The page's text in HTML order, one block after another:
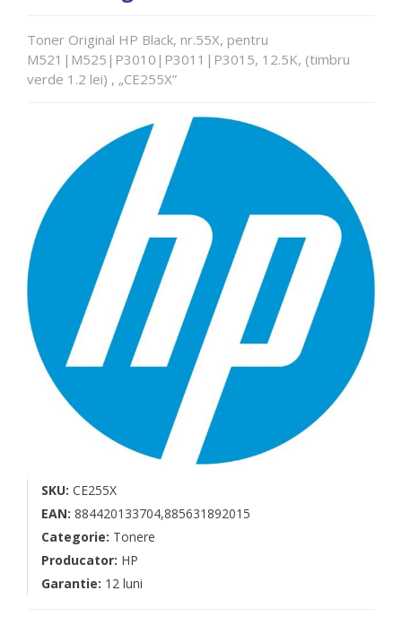
Toner Original HP Black, nr.55X, pentru
M521|M525|P3010|P3011|P3015, 12.5K, (timbru
verde 1.2 lei) , „CE255X”
SKU: CE255X
EAN: 884420133704,885631892015
Categorie: Tonere
Producator: HP
Garantie: 12 luni